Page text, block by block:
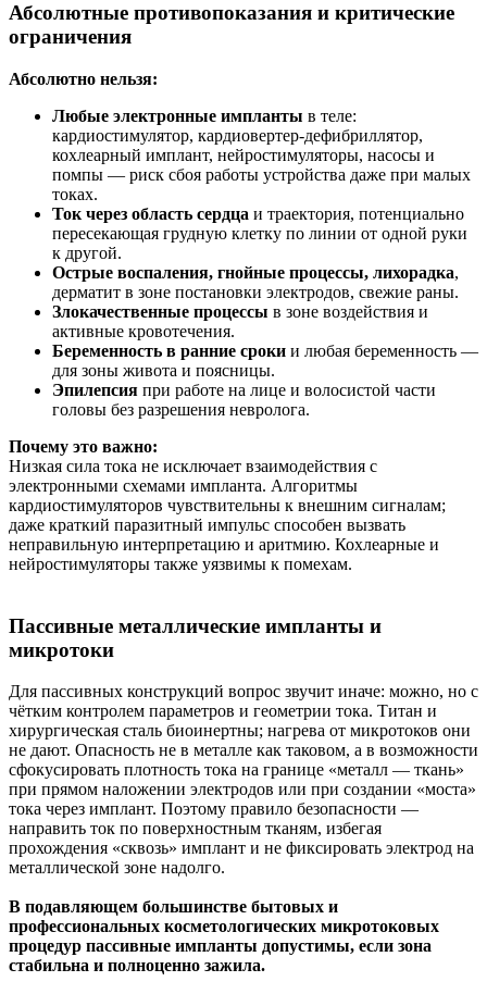
Абсолютные противопоказания и критические
ограничения
Абсолютно нельзя:
Любые электронные импланты в теле:
кардиостимулятор, кардиовертер‑дефибриллятор,
кохлеарный имплант, нейростимуляторы, насосы и
помпы — риск сбоя работы устройства даже при малых
токах.
Ток через область сердца и траектория, потенциально
пересекающая грудную клетку по линии от одной руки
к другой.
Острые воспаления, гнойные процессы, лихорадка,
дерматит в зоне постановки электродов, свежие раны.
Злокачественные процессы в зоне воздействия и
активные кровотечения.
Беременность в ранние сроки и любая беременность —
для зоны живота и поясницы.
Эпилепсия при работе на лице и волосистой части
головы без разрешения невролога.
Почему это важно:
Низкая сила тока не исключает взаимодействия с
электронными схемами импланта. Алгоритмы
кардиостимуляторов чувствительны к внешним сигналам;
даже краткий паразитный импульс способен вызвать
неправильную интерпретацию и аритмию. Кохлеарные и
нейростимуляторы также уязвимы к помехам.
Пассивные металлические импланты и
микротоки
Для пассивных конструкций вопрос звучит иначе: можно, но с
чётким контролем параметров и геометрии тока. Титан и
хирургическая сталь биоинертны; нагрева от микротоков они
не дают. Опасность не в металле как таковом, а в возможности
сфокусировать плотность тока на границе «металл — ткань»
при прямом наложении электродов или при создании «моста»
тока через имплант. Поэтому правило безопасности —
направить ток по поверхностным тканям, избегая
прохождения «сквозь» имплант и не фиксировать электрод на
металлической зоне надолго.
В подавляющем большинстве бытовых и
профессиональных косметологических микротоковых
процедур пассивные импланты допустимы, если зона
стабильна и полноценно зажила.